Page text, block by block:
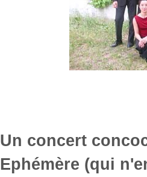
Un concert
Ephémère (qui